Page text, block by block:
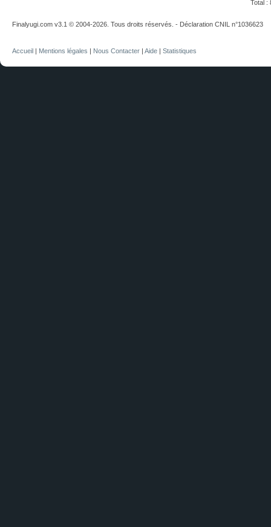
Total :
Finalyugi.com v3.1 © 2004-2026. Tous droits réservés. - Déclaration CNIL n°1036623
Accueil | Mentions légales | Nous Contacter | Aide | Statistiques